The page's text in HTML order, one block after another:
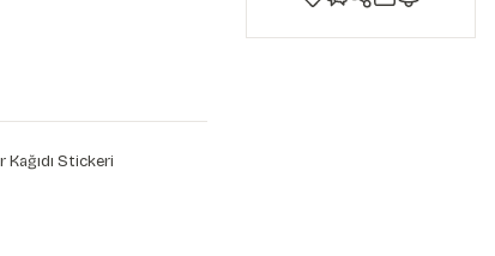
Kağıdı Stickeri